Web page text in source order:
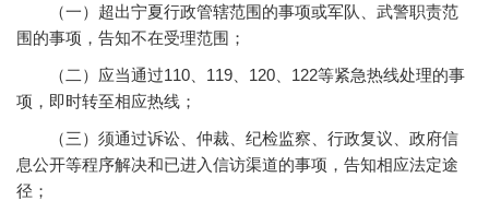
（一）超出宁夏行政管辖范围的事项或军队、武警职责范
围的事项，告知不在受理范围；
（二）应当通过110、119、120、122等紧急热线处理的事
项，即时转至相应热线；
（三）须通过诉讼、仲裁、纪检监察、行政复议、政府信
息公开等程序解决和已进入信访渠道的事项，告知相应法定途
径；